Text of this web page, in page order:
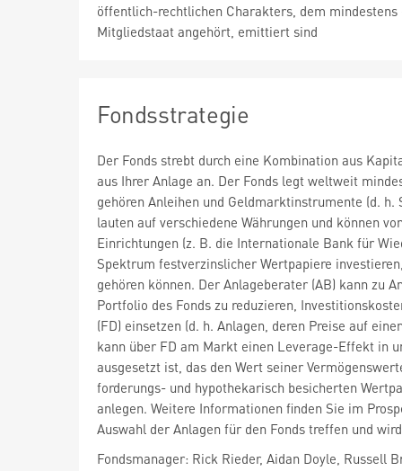
öffentlich-rechtlichen Charakters, dem mindestens
Mitgliedstaat angehört, emittiert sind
Fondsstrategie
Der Fonds strebt durch eine Kombination aus
aus Ihrer Anlage an. Der Fonds legt weltweit
gehören Anleihen und Geldmarktinstrumente (d.
lauten auf verschiedene Währungen und können
Einrichtungen (z. B. die Internationale Bank für
Spektrum festverzinslicher Wertpapiere
gehören können. Der Anlageberater (AB) kann zu
Portfolio des Fonds zu reduzieren,
(FD) einsetzen (d. h. Anlagen, deren Preise auf
kann über FD am Markt einen Leverage-Effekt in
ausgesetzt ist, das den Wert seiner
forderungs- und hypothekarisch besicherten
anlegen. Weitere Informationen finden Sie im
Auswahl der Anlagen für den Fonds treffen und
Fondsmanager: Rick Rieder, Aidan Doyle, Russell